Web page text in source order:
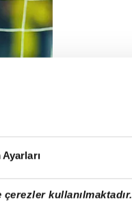
kullanılmaktadır.